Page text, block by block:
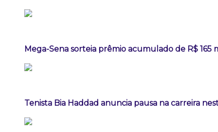
Mega-Sena sorteia prêmio acumulado de R$ 165
Tenista Bia Haddad anuncia pausa na carreira